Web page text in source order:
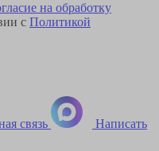
на обработку
с Политикой
связь Написать